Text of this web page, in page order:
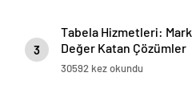
3
Değer Katan Çözümler
30592 kez okundu